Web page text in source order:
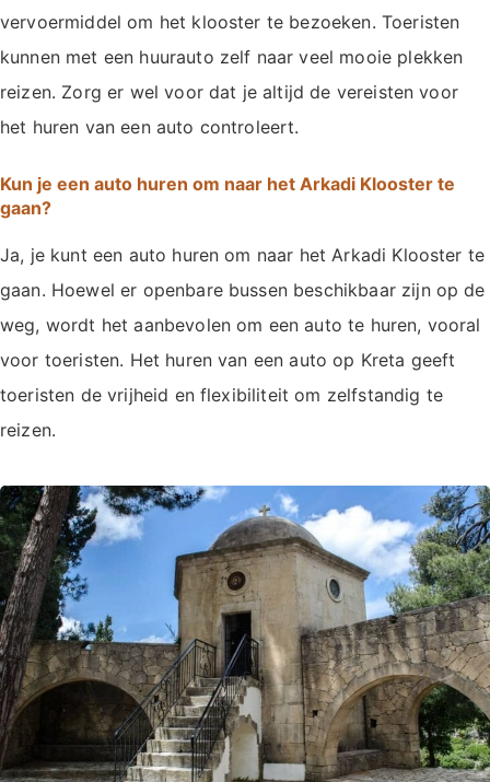
vervoermiddel om het klooster te bezoeken. Toeristen
kunnen met een huurauto zelf naar veel mooie plekken
reizen. Zorg er wel voor dat je altijd de vereisten voor
het huren van een auto controleert.
Kun je een auto huren om naar het Arkadi Klooster te
gaan?
Ja, je kunt een auto huren om naar het Arkadi Klooster te
gaan. Hoewel er openbare bussen beschikbaar zijn op de
weg, wordt het aanbevolen om een auto te huren, vooral
voor toeristen. Het huren van een auto op Kreta geeft
toeristen de vrijheid en flexibiliteit om zelfstandig te
reizen.